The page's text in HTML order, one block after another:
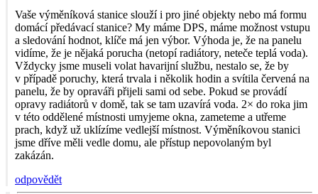
Vaše výměníková stanice slouží i pro jiné objekty nebo má formu
domácí předávací stanice? My máme DPS, máme možnost vstupu
a sledování hodnot, klíče má jen výbor. Výhoda je, že na panelu
vidíme, že je nějaká porucha (netopí radiátory, neteče teplá voda).
Vždycky jsme museli volat havarijní službu, nestalo se, že by
v případě poruchy, která trvala i několik hodin a svítila červená na
panelu, že by opraváři přijeli sami od sebe. Pokud se provádí
opravy radiátorů v domě, tak se tam uzavírá voda. 2× do roka jim
v této oddělené místnosti umyjeme okna, zameteme a utřeme
prach, když už uklízíme vedlejší místnost. Výměníkovou stanici
jsme dříve měli vedle domu, ale přístup nepovolaným byl
zakázán.
odpovědět